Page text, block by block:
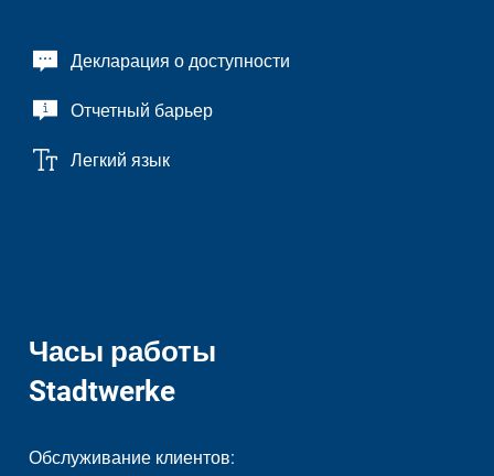
Декларация о доступности
Отчетный барьер
Легкий язык
Часы работы
Stadtwerke
Обслуживание клиентов: